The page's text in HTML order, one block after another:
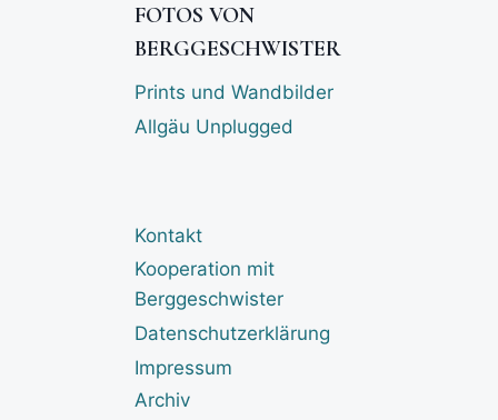
FOTOS VON
BERGGESCHWISTER
Prints und Wandbilder
Allgäu Unplugged
Kontakt
Kooperation mit
Berggeschwister
Datenschutzerklärung
Impressum
Archiv